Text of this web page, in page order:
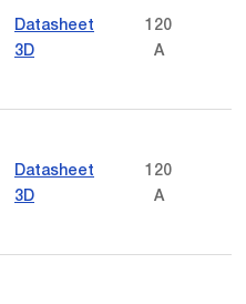
Datasheet
3D
120
A
Datasheet
3D
120
A